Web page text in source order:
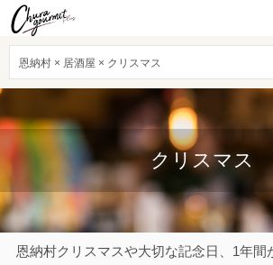
恩納村 × 居酒屋 × クリスマス
クリスマス
恩納村クリスマスや大切な記念日、1年間